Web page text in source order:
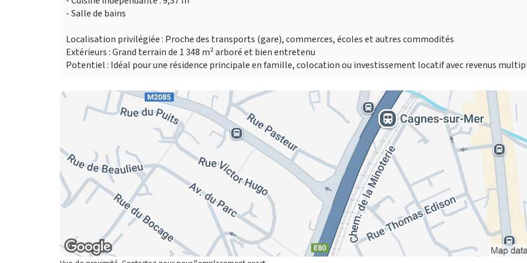
- Salle de bains
Localisation privilégiée : Proche des transports (gare), commerces, écoles et autres commodités
Extérieurs : Grand terrain de 1 348 m² arboré et bien entretenu
Potentiel : Idéal pour une résidence principale en famille, colocation ou investissement locatif avec revenus